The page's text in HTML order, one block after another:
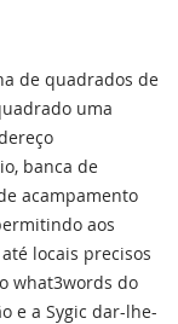
de quadrados de
uma
banca de
acampamento
aos
locais precisos
what3words do
e a Sygic dar-lhe-